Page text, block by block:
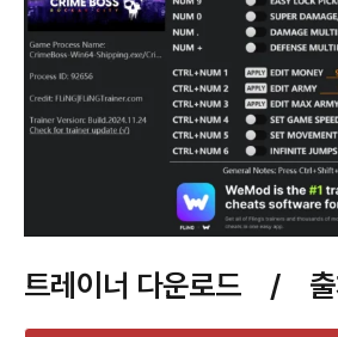
트레이너 다운로드 / 출